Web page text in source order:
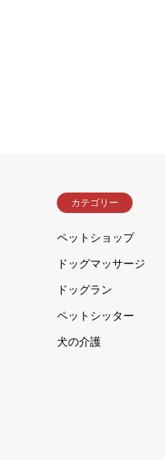
カテゴリー
ペットショップ
ドッグマッサージ
ドッグラン
ペットシッター
犬の介護